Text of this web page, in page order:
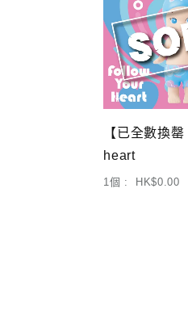
【已全數換
heart
1個 : HK$0.00